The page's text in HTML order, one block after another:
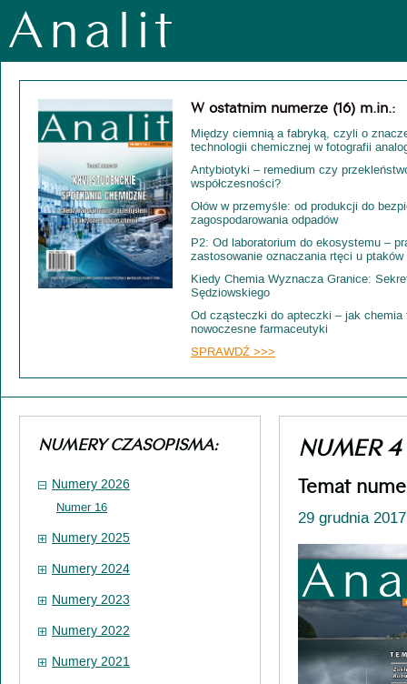
Analit
W ostatnim numerze (16) m.in.:
Między ciemnią a fabryką, czyli o
technologii chemicznej w fotografii
Antybiotyki – remedium czy
współczesności?
Ołów w przemyśle: od produkcji do
zagospodarowania odpadów
P2: Od laboratorium do ekosystemu –
zastosowanie oznaczania rtęci u ptaków
Kiedy Chemia Wyznacza Granice:
Sędziowskiego
Od cząsteczki do apteczki – jak chemia
nowoczesne farmaceutyki
SPRAWDŹ >>>
NUMERY CZASOPISMA:
Numery 2026
Numer 16
Numery 2025
Numery 2024
Numery 2023
Numery 2022
Numery 2021
NUMER 4
Temat
29 grudnia